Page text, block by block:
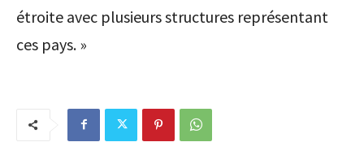
étroite avec plusieurs structures représentant
ces pays. »